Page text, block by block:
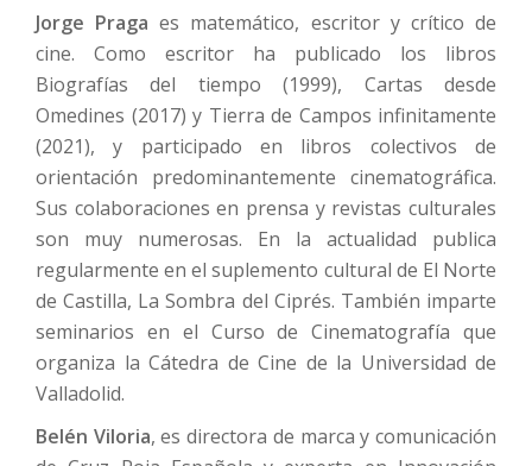
Jorge Praga es matemático, escritor y crítico de
cine. Como escritor ha publicado los libros
Biografías del tiempo (1999), Cartas desde
Omedines (2017) y Tierra de Campos infinitamente
(2021), y participado en libros colectivos de
orientación predominantemente cinematográfica.
Sus colaboraciones en prensa y revistas culturales
son muy numerosas. En la actualidad publica
regularmente en el suplemento cultural de El Norte
de Castilla, La Sombra del Ciprés. También imparte
seminarios en el Curso de Cinematografía que
organiza la Cátedra de Cine de la Universidad de
Valladolid.
Belén Viloria, es directora de marca y comunicación